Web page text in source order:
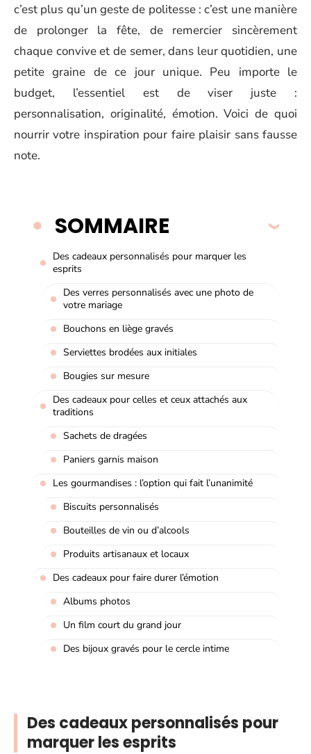
c’est plus qu’un geste de politesse : c’est une manière
de prolonger la fête, de remercier sincèrement
chaque convive et de semer, dans leur quotidien, une
petite graine de ce jour unique. Peu importe le
budget, l’essentiel est de viser juste :
personnalisation, originalité, émotion. Voici de quoi
nourrir votre inspiration pour faire plaisir sans fausse
note.
SOMMAIRE
Des cadeaux personnalisés pour marquer les
esprits
Des verres personnalisés avec une photo de
votre mariage
Bouchons en liège gravés
Serviettes brodées aux initiales
Bougies sur mesure
Des cadeaux pour celles et ceux attachés aux
traditions
Sachets de dragées
Paniers garnis maison
Les gourmandises : l’option qui fait l’unanimité
Biscuits personnalisés
Bouteilles de vin ou d’alcools
Produits artisanaux et locaux
Des cadeaux pour faire durer l’émotion
Albums photos
Un film court du grand jour
Des bijoux gravés pour le cercle intime
Des cadeaux personnalisés pour
marquer les esprits